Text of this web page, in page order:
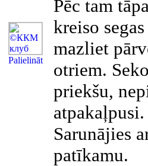
Рalielināt
Pēc tam
kreiso
mazliet
otriem.
priekšu,
atpakaļpusi.
Sarunājies
patīkamu.